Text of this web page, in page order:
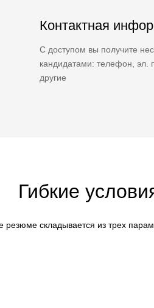
Контактная
С доступом вы получите
кандидатами: телефон, эл.
другие
Гибкие
резюме складывается из трех